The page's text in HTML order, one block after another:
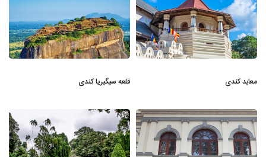
معابد کندی قلعه سیگیریا کندی